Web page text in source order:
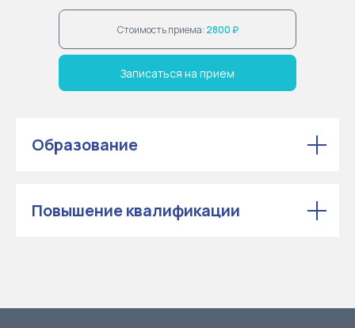
Записаться на прием
Стоимость приема: 2800 ₽
Образование
Повышение квалификации